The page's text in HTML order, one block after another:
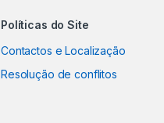
Políticas do Site
Contactos e Localização
Resolução de conflitos